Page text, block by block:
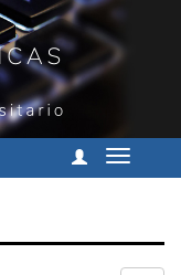
Cambiar